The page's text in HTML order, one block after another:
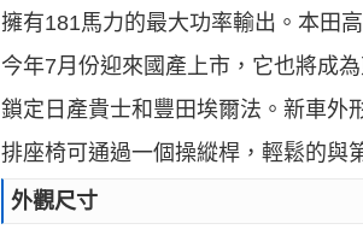
擁有181馬力的最大功率輸出。本田
今年7月份迎來國產上市，它也將成
鎖定日產貴士和豐田埃爾法。新車外
排座椅可通過一個操縱桿，輕鬆的與
外觀尺寸